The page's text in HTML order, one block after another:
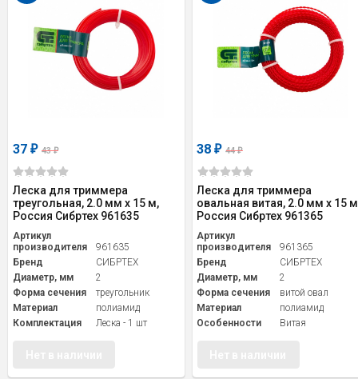
37 ₽ 43₽
Леска для триммера
треугольная, 2.0 мм х 15 м,
Россия Сибртех 961635
Артикул
производителя
961635
Бренд
СИБРТЕХ
Диаметр, мм
2
Форма сечения
треугольник
Материал
полиамид
Комплектация
Леска - 1 шт
38₽ 44₽
Леска для триммера
овальная витая, 2.0 мм х 15
Россия Сибртех 961365
Артикул
производителя
961365
Бренд
СИБРТЕХ
Диаметр, мм
2
Форма сечения
витой овал
Материал
полиамид
Особенности
Витая